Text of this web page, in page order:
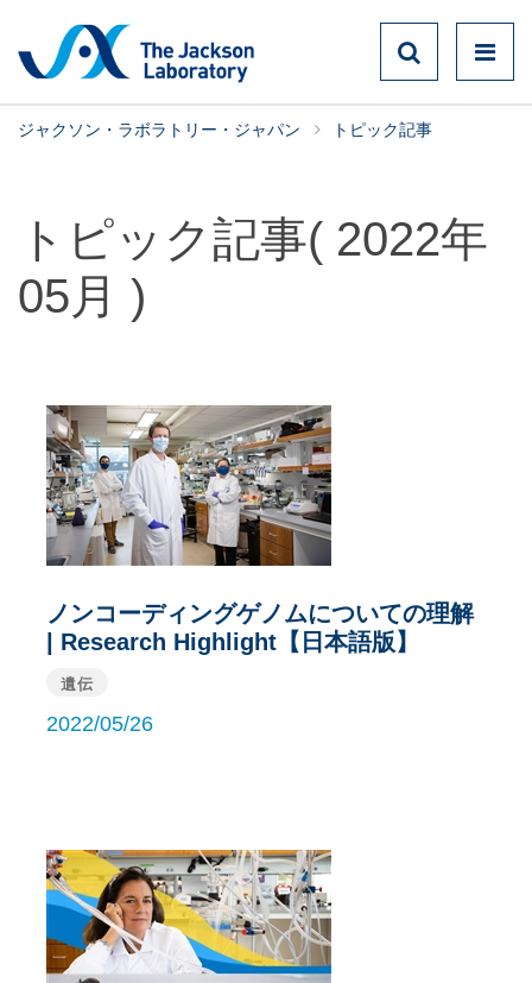
ジャクソン・ラボラトリー・ジャパン トピック記事
トピック記事( 2022年
05月 )
ノンコーディングゲノムについての理解
| Research Highlight【日本語版】
遺伝
2022/05/26